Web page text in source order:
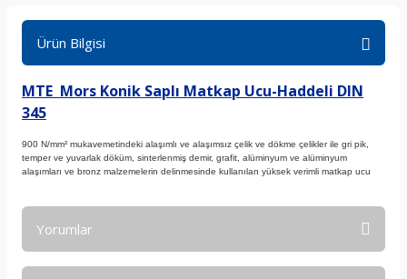
Ürün Bilgisi
MTE Mors Konik Saplı Matkap Ucu-Haddeli DIN
345
900 N/mm² mukavemetindeki alaşımlı ve alaşımsız çelik ve dökme çelikler ile gri pik,
temper ve yuvarlak döküm, sinterlenmiş demir, grafit, alüminyum ve alüminyum
alaşımları ve bronz malzemelerin delinmesinde kullanılan yüksek verimli matkap ucu
Yorumlar